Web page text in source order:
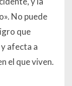
No puede
que
afecta a
el que viven.